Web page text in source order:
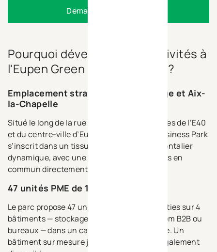
Demander la brochure
Pourquoi développer vos activités à
l'Eupen Green Business Park ?
Emplacement stratégique entre Liège et Aix-
la-Chapelle
Situé le long de la rue Herbesthal, à 5 minutes de l’E40
et du centre-ville d’Eupen, Eupen Green Business Park
s’inscrit dans un tissu économique transfrontalier
dynamique, avec une desserte en transports en
commun directement sur site.
47 unités PME de 137 m² à 470 m²
Le parc propose 47 unités modulables réparties sur 4
bâtiments — stockage, production, showroom B2B ou
bureaux — dans un cadre d’activités durable. Un
bâtiment sur mesure jusqu’à 1.448 m² est également